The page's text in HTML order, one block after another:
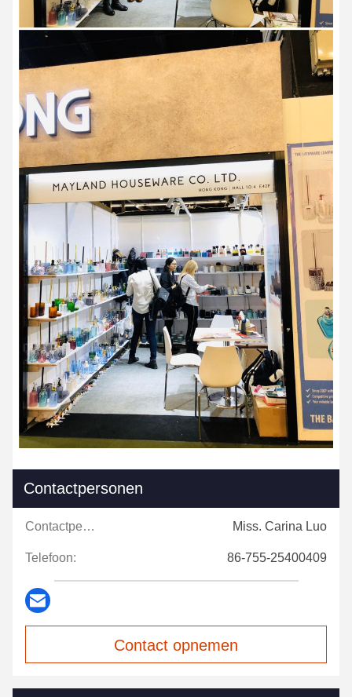
Contactpersonen
Contactpersonen: Miss. Carina Luo
Telefoon: 86-755-25400409
Contact opnemen